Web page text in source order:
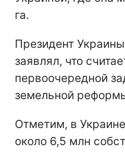
га.
Президент
заявлял, что
первоочередной
земельной
Отметим, в
около 6,5 млн